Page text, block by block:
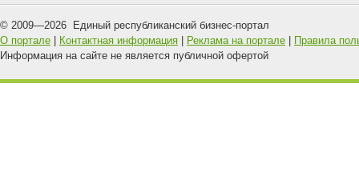
© 2009—2026 Единый республиканский бизнес-портал
О портале
Контактная информация Реклама на портале
Правила
Информация на сайте не является публичной офертой